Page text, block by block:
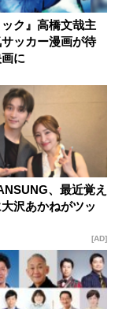
ック』高橋文哉主
ッカー漫画が待
に
、最近覚え
沢あかねがツッ
AD